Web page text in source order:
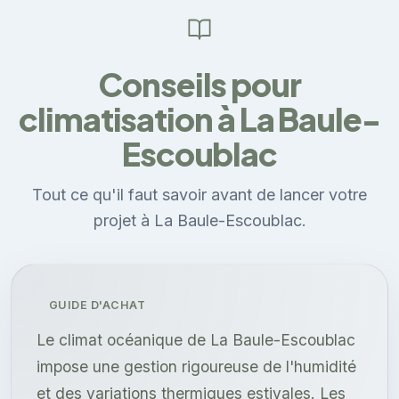
Conseils pour
climatisation à La Baule-
Escoublac
Tout ce qu'il faut savoir avant de lancer votre
projet à La Baule-Escoublac.
GUIDE D'ACHAT
Le climat océanique de La Baule-Escoublac
impose une gestion rigoureuse de l'humidité
et des variations thermiques estivales. Les